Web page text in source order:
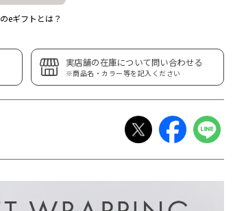
のeギフトとは？
実店舗の在庫について問い合わせる
※商品名・カラー等を記入ください